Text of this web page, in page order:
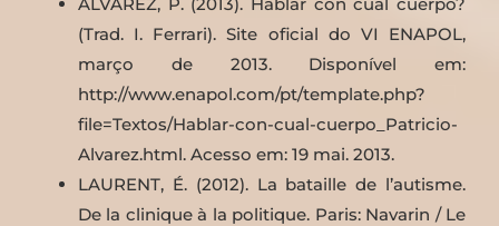
(Trad. I. Ferrari). Site oficial do VI ENAPOL,
março de 2013. Disponível em:
http://www.enapol.com/pt/template.php?
file=Textos/Hablar-con-cual-cuerpo_Patricio-
Alvarez.html. Acesso em: 19 mai. 2013.
LAURENT, É. (2012). La bataille de l’autisme.
De la clinique à la politique. Paris: Navarin / Le